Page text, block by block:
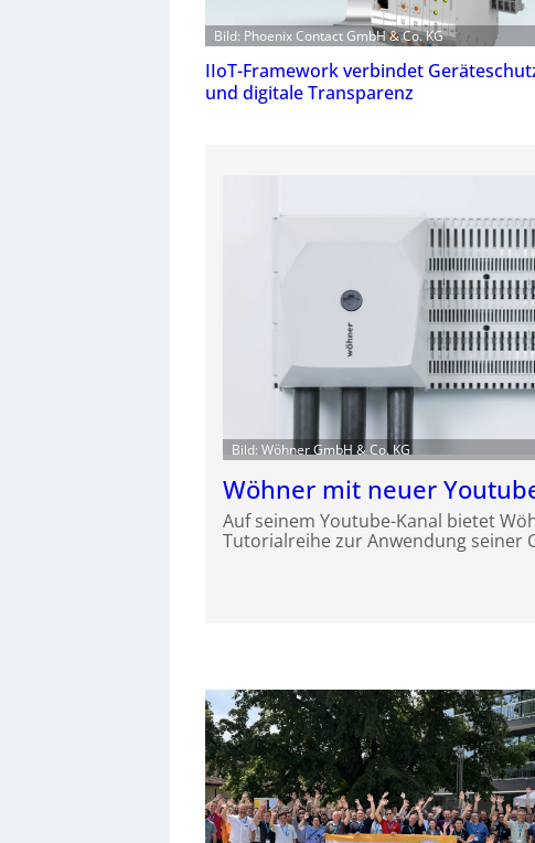
Bild: Phoenix Contact GmbH & Co. KG
IIoT-Framework verbindet
und digitale Transparenz
Bild: Wöhner GmbH & Co. KG
Wöhner mit neuer
Auf seinem Youtube-Kanal bietet
Tutorialreihe zur Anwendung seiner